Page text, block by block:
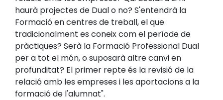
haurà projectes de Dual o no? S'entendrà la
Formació en centres de treball, el que
tradicionalment es coneix com el període de
pràctiques? Serà la Formació Professional Dual
per a tot el món, o suposarà altre canvi en
profunditat? El primer repte és la revisió de la
relació amb les empreses i les aportacions a la
formació de l'alumnat".